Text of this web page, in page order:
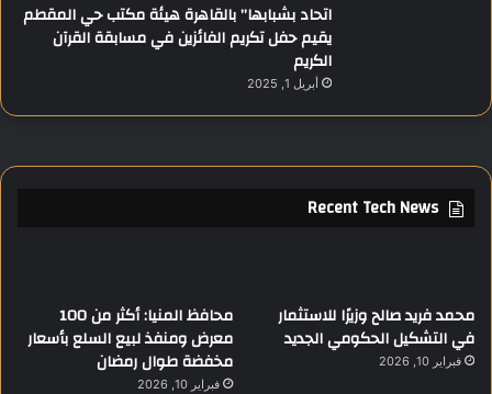
اتحاد بشبابها” بالقاهرة هيئة مكتب حي المقطم
يقيم حفل تكريم الفائزين في مسابقة القرآن
الكريم
أبريل 1, 2025
Recent Tech News
محمد فريد صالح وزيرًا للاستثمار
في التشكيل الحكومي الجديد
فبراير 10, 2026
محافظ المنيا: أكثر من 100
معرض ومنفذ لبيع السلع بأسعار
مخفضة طوال رمضان
فبراير 10, 2026